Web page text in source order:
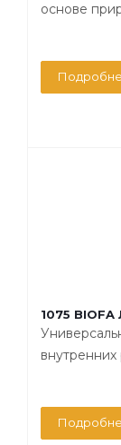
основе
1075
внутренних